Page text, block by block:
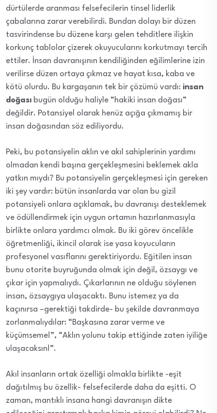
dürtülerde aranması felsefecilerin tinsel liderlik
çabalarına zarar verebilirdi. Bundan dolayı bir düzen
tasvirindense bu düzene karşı gelen tehditlere ilişkin
korkunç tablolar çizerek okuyucularını korkutmayı tercih
ettiler. İnsan davranışının kendiliğinden eğilimlerine izin
verilirse düzen ortaya çıkmaz ve hayat kısa, kaba ve
kötü olurdu. Bu kargaşanın tek bir çözümü vardı: insan
doğası bugün olduğu haliyle “hakiki insan doğası”
değildir. Potansiyel olarak henüz açığa çıkmamış bir
insan doğasından söz ediliyordu.
Peki, bu potansiyelin aklın ve akıl sahiplerinin yardımı
olmadan kendi başına gerçekleşmesini beklemek akla
yatkın mıydı? Bu potansiyelin gerçekleşmesi için gereken
iki şey vardır: bütün insanlarda var olan bu gizil
potansiyeli onlara açıklamak, bu davranışı desteklemek
ve ödüllendirmek için uygun ortamın hazırlanmasıyla
birlikte onlara yardımcı olmak. Bu iki görev öncelikle
öğretmenliği, ikincil olarak ise yasa koyucuların
profesyonel vasıflarını gerektiriyordu. Eğitilen insan
bunu otorite buyruğunda olmak için değil, özsaygı ve
çıkar için yapmalıydı. Çıkarlarının ne olduğu söylenen
insan, özsaygıya ulaşacaktı. Bunu istemez ya da
kaçınırsa –gerektiği takdirde- bu şekilde davranmaya
zorlanmalıydılar: “Başkasına zarar verme ve
küçümseme!”, “Aklın yolunu takip ettiğinde zaten iyiliğe
ulaşacaksın!”.
Akıl insanların ortak özelliği olmakla birlikte -eşit
dağıtılmış bu özellik- felsefecilerde daha da eşitti. O
zaman, mantıklı insana hangi davranışın dikte